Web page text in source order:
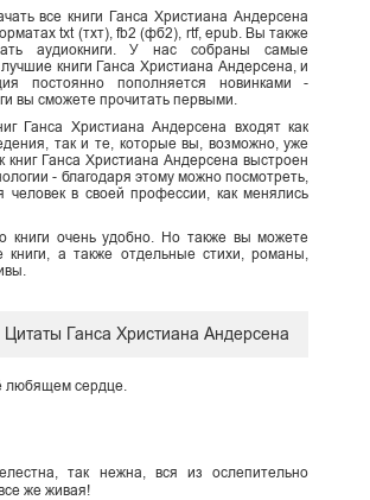
все книги Ганса Христиана Андерсена
txt (тхт), fb2 (фб2), rtf, epub. Вы также
аудиокниги. У нас собраны самые
книги Ганса Христиана Андерсена, и
постоянно пополняется новинками -
вы сможете прочитать первыми.
Ганса Христиана Андерсена входят как
так и те, которые вы, возможно, уже
книг Ганса Христиана Андерсена выстроен
- благодаря этому можно посмотреть,
человек в своей профессии, как менялись
книги очень удобно. Но также вы можете
книги, а также отдельные стихи, романы,
Цитаты Ганса Христиана Андерсена
любящем сердце.
так нежна, вся из ослепительно
же живая!